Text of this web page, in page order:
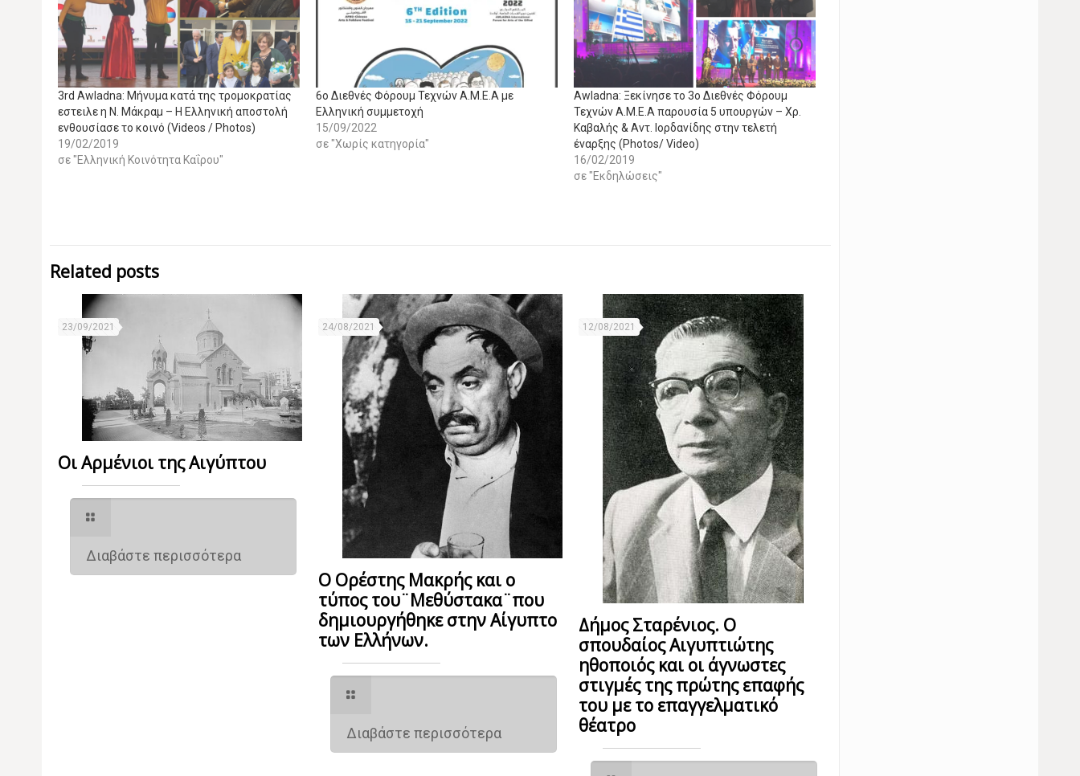
3rd Awladna: Μήνυμα κατά της τρομοκρατίας
εστειλε η Ν. Μάκραμ – Η Ελληνική αποστολή
ενθουσίασε το κοινό (Videos / Photos)
19/02/2019
σε "Ελληνική Κοινότητα Καΐρου"
6ο Διεθνές Φόρουμ Τεχνών Α.Μ.Ε.Α με
Ελληνική συμμετοχή
15/09/2022
σε "Χωρίς κατηγορία"
Awladna: Ξεκίνησε το 3ο Διεθνές Φόρουμ
Τεχνών Α.Μ.Ε.Α παρουσία 5 υπουργών – Χρ.
Καβαλής & Αντ. Ιορδανίδης στην τελετή
έναρξης (Photos/ Video)
16/02/2019
σε "Εκδηλώσεις"
Related posts
23/09/2021
Οι Αρμένιοι της Αιγύπτου
Διαβάστε περισσότερα
24/08/2021
Ο Ορέστης Μακρής και ο
τύπος του¨Μεθύστακα¨που
δημιουργήθηκε στην Αίγυπτο
των Ελλήνων.
Διαβάστε περισσότερα
12/08/2021
Δήμος Σταρένιος. Ο
σπουδαίος Αιγυπτιώτης
ηθοποιός και οι άγνωστες
στιγμές της πρώτης επαφής
του με το επαγγελματικό
θέατρο